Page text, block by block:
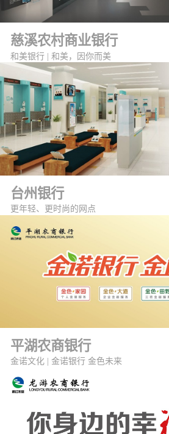
慈溪农村商业银行
和美银行 | 和美，因你而美
台州银行
更年轻、更时尚的网点
平湖农商银行
金诺文化 | 金诺银行 金色未来